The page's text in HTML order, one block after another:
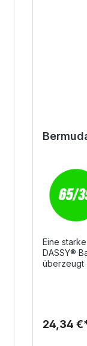
Eine
DASSY®
überzeugt
und
24,34